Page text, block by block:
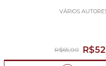
VÁRIOS
R$65,00